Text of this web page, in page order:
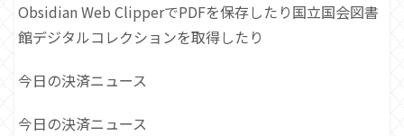
Obsidian Web ClipperでPDFを保存したり国立国会図書
館デジタルコレクションを取得したり
今日の決済ニュース
今日の決済ニュース